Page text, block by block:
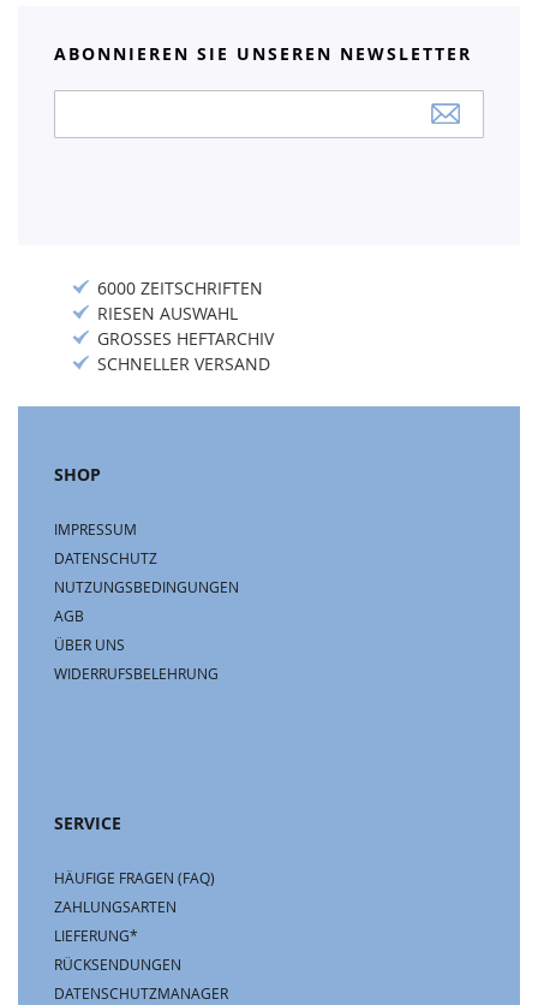
ABONNIEREN SIE UNSEREN NEWSLETTER
Newsletter:
6000 ZEITSCHRIFTEN
RIESEN AUSWAHL
GROSSES HEFTARCHIV
SCHNELLER VERSAND
SHOP
IMPRESSUM
DATENSCHUTZ
NUTZUNGSBEDINGUNGEN
AGB
ÜBER UNS
WIDERRUFSBELEHRUNG
SERVICE
HÄUFIGE FRAGEN (FAQ)
ZAHLUNGSARTEN
LIEFERUNG*
RÜCKSENDUNGEN
DATENSCHUTZMANAGER